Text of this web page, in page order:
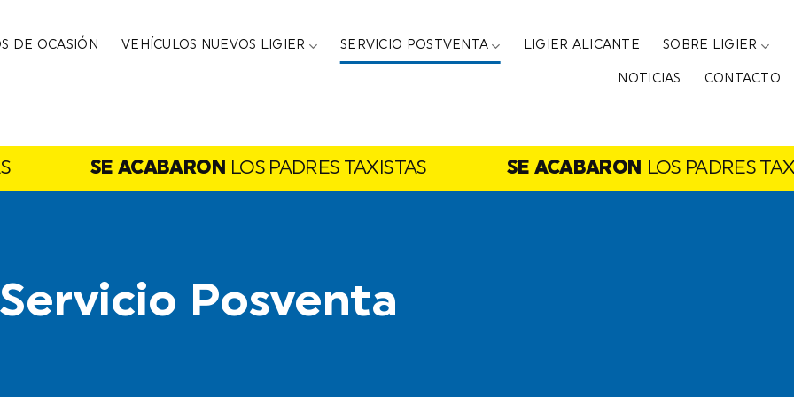
DE OCASIÓN VEHÍCULOS NUEVOS LIGIER SERVICIO POSTVENTA LIGIER ALICANTE SOBRE LIGIER
NOTICIAS CONTACTO
SE ACABARON LOS PADRES TAXISTAS SE ACABARON LOS PADRES TAXISTAS
Servicio Posventa